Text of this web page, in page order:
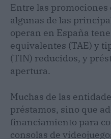
Entre las
algunas de las
operan en España
equivalentes (TAE) y
(TIN) reducidos, y
apertura.
Muchas de las
préstamos, sino que
financiamiento para
consolas de